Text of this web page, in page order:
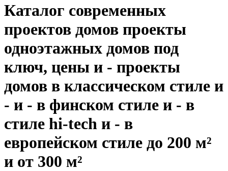
Каталог современных
проектов домов проекты
одноэтажных домов под
ключ, цены и - проекты
домов в классическом стиле и
- и - в финском стиле и - в
стиле hi-tech и - в
европейском стиле до 200 м²
и от 300 м²